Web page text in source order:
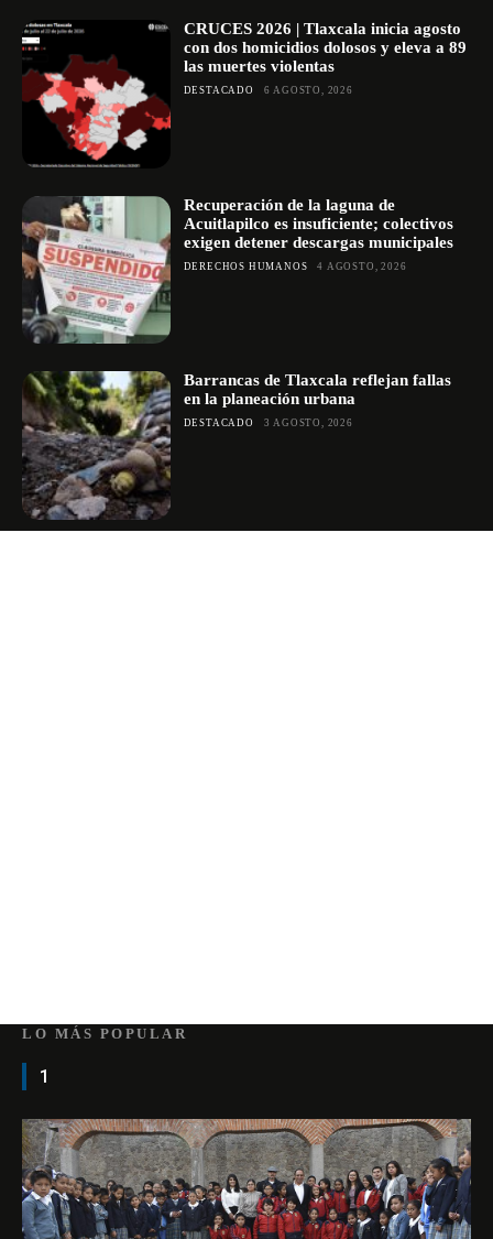
CRUCES 2026 | Tlaxcala inicia agosto
con dos homicidios dolosos y eleva a 89
las muertes violentas
DESTACADO 6 AGOSTO, 2026
Recuperación de la laguna de
Acuitlapilco es insuficiente; colectivos
exigen detener descargas municipales
DERECHOS HUMANOS 4 AGOSTO, 2026
Barrancas de Tlaxcala reflejan fallas
en la planeación urbana
DESTACADO 3 AGOSTO, 2026
LO MÁS POPULAR
1